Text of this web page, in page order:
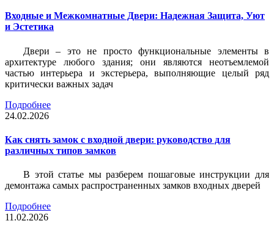
Входные и Межкомнатные Двери: Надежная Защита, Уют
и Эстетика
Двери – это не просто функциональные элементы в
архитектуре любого здания; они являются неотъемлемой
частью интерьера и экстерьера, выполняющие целый ряд
критически важных задач
Подробнее
24.02.2026
Как снять замок с входной двери: руководство для
различных типов замков
В этой статье мы разберем пошаговые инструкции для
демонтажа самых распространенных замков входных дверей
Подробнее
11.02.2026